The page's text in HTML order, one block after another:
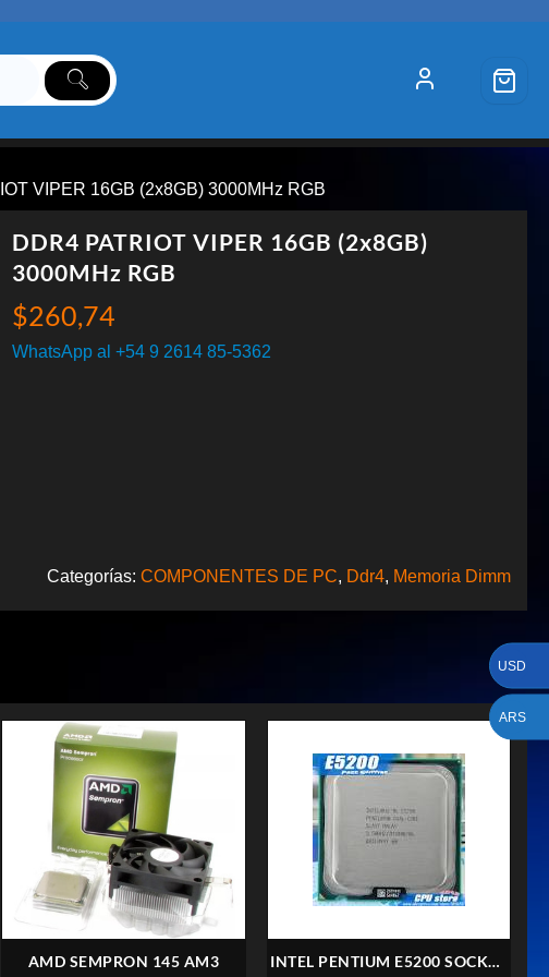
VIPER 16GB (2x8GB) 3000MHz RGB
DDR4 PATRIOT VIPER 16GB (2x8GB)
3000MHz RGB
$260,74
WhatsApp al +54 9 2614 85-5362
Categorías: COMPONENTES DE PC, Ddr4, Memoria Dimm
AMD SEMPRON 145 AM3
INTEL PENTIUM E5200 SOCKET
USD
ARS